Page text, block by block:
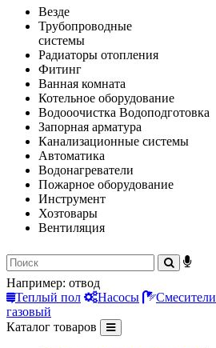
Везде
Трубопроводные
системы
Радиаторы отопления
Фитинг
Ванная комната
Котельное оборудование
Водооочистка Водоподготовка
Запорная арматура
Канализационные системы
Автоматика
Водонагреватели
Пожарное оборудование
Инструмент
Хозтовары
Вентиляция
Например: отвод
Теплый пол
Насосы Смесители
газовый
Каталог товаров